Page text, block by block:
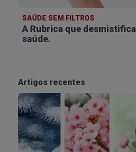
SAÚDE SEM FILTROS
A Rubrica que desmistifica
saúde.
Artigos recentes